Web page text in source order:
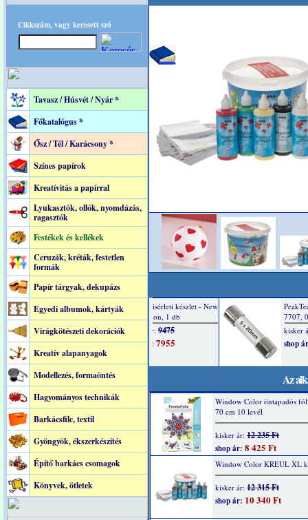
Cikkszám, vagy keresett szó
Tavasz / Húsvét / Nyár *
Főkatalógus *
Ősz / Tél / Karácsony *
Színes papírok
Kreatívitás a papírral
Lyukasztók, ollók, nyomdázás,
ragasztók
Festékek és kellékek
Ceruzák, kréták, festetlen
formák
Papír tárgyak, dekupázs
Egyedi albumok, kártyák
Virágkötészeti dekorációk
Kreatív alapanyagok
Modellezés, formaöntés
Hagyományos technikák
Barkácsfilc, textil
Gyöngyök, ékszerkészítés
Építő barkács csomagok
Könyvek, ötletek
Az
Window Color öntapadós
70 cm 10 levél
kisker ár: 12 235 Ft
shop ár: 8 425 Ft
Window Color KREUL XL
kisker ár: 12 315 Ft
shop ár: 10 340 Ft